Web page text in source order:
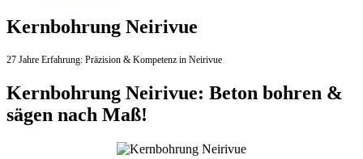
Kernbohrung Neirivue
27 Jahre Erfahrung: Präzision & Kompetenz in Neirivue
Kernbohrung Neirivue: Beton bohren &
sägen nach Maß!